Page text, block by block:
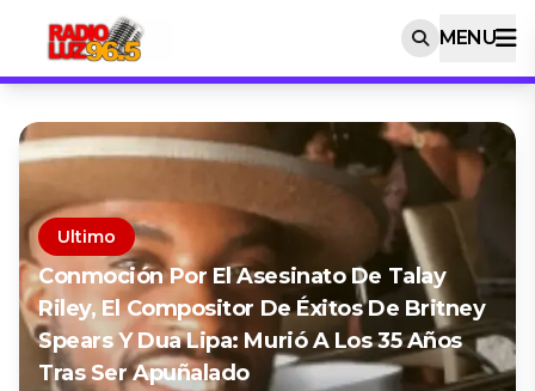
MENU
Ultimo
Conmoción Por El Asesinato De Talay
Riley, El Compositor De Éxitos De Britney
Spears Y Dua Lipa: Murió A Los 35 Años
Tras Ser Apuñalado